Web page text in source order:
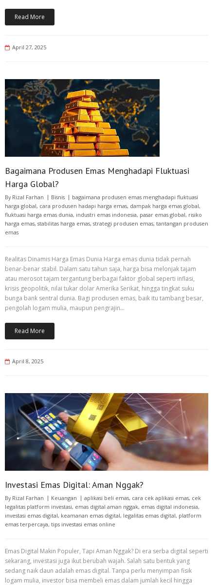
Read More
April 27, 2025
Bagaimana Produsen Emas Menghadapi Fluktuasi
Harga Global?
By Rizal Farhan Bisnis
bagaimana produsen emas menghadapi fluktuasi
harga global, cara produsen hadapi harga emas, dampak harga emas global,
fluktuasi harga emas dunia, industri emas indonesia, pasar emas global, risiko
harga emas, stabilitas harga emas, strategi produsen emas, tantangan produsen
emas
Realitas Dinamis Harga Emas Dunia Harga emas dunia tidak pernah
benar-benar stabil. Dalam satu tahun saja, harga bisa melonjak tajam
atau merosot tajam tergantung berbagai faktor global seperti inflasi,
krisis geopolitik, nilai tukar dolar Amerika Serikat, hingga tingkat suku
bunga bank sentral dunia. Bagi produsen emas, baik itu tambang besar,
pengolah logam mulia, maupun pengrajin…
Read More
April 8, 2025
Investasi Emas Digital: Aman Nggak?
By Rizal Farhan Keuangan aplikasi beli emas, cara cek aplikasi emas, cek
legalitas platform investasi, emas digital aman nggak, emas digital indonesia,
investasi emas digital, keamanan emas digital, legalitas emas digital, platform
emas terpercaya, tips investasi emas online
Emas Digital Makin Populer, Tapi Aman Nggak? Di era serba digital seperti
sekarang, investasi juga ikut berubah wajah. Salah satu bentuk yang
sedang naik daun adalah emas digital. Tanpa perlu menyimpan fisik
logam mulia, investor bisa membeli emas dalam jumlah kecil hingga